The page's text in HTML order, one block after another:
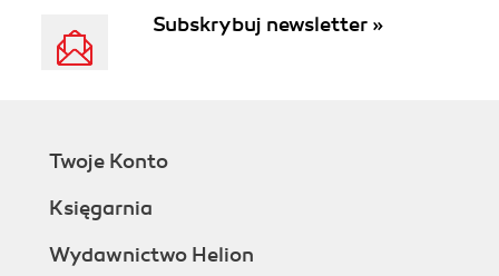
Subskrybuj newsletter »
Twoje Konto
Księgarnia
Wydawnictwo Helion